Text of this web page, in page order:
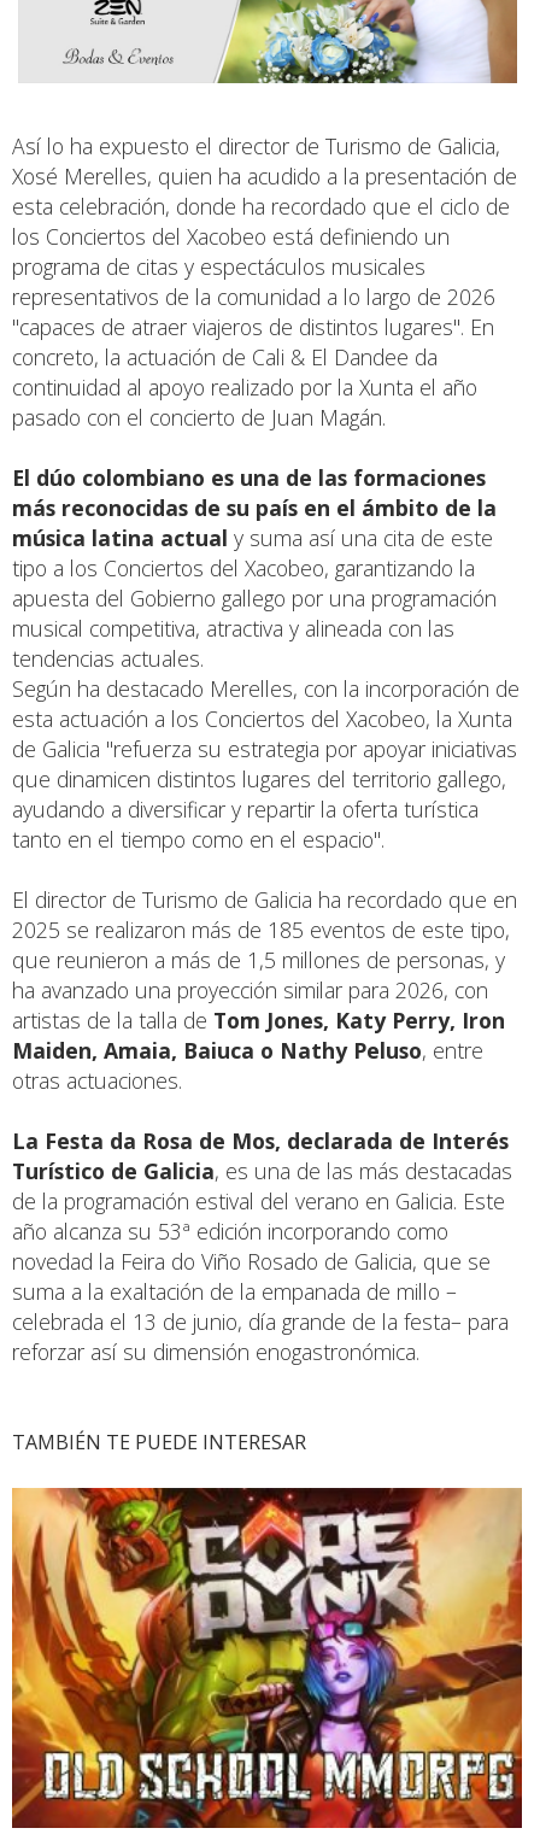
Así lo ha expuesto el director de Turismo de Galicia,
Xosé Merelles, quien ha acudido a la presentación de
esta celebración, donde ha recordado que el ciclo de
los Conciertos del Xacobeo está definiendo un
programa de citas y espectáculos musicales
representativos de la comunidad a lo largo de 2026
"capaces de atraer viajeros de distintos lugares". En
concreto, la actuación de Cali & El Dandee da
continuidad al apoyo realizado por la Xunta el año
pasado con el concierto de Juan Magán.
El dúo colombiano es una de las formaciones
más reconocidas de su país en el ámbito de la
música latina actual y suma así una cita de este
tipo a los Conciertos del Xacobeo, garantizando la
apuesta del Gobierno gallego por una programación
musical competitiva, atractiva y alineada con las
tendencias actuales.
Según ha destacado Merelles, con la incorporación de
esta actuación a los Conciertos del Xacobeo, la Xunta
de Galicia "refuerza su estrategia por apoyar iniciativas
que dinamicen distintos lugares del territorio gallego,
ayudando a diversificar y repartir la oferta turística
tanto en el tiempo como en el espacio".
El director de Turismo de Galicia ha recordado que en
2025 se realizaron más de 185 eventos de este tipo,
que reunieron a más de 1,5 millones de personas, y
ha avanzado una proyección similar para 2026, con
artistas de la talla de Tom Jones, Katy Perry, Iron
Maiden, Amaia, Baiuca o Nathy Peluso, entre
otras actuaciones.
La Festa da Rosa de Mos, declarada de Interés
Turístico de Galicia, es una de las más destacadas
de la programación estival del verano en Galicia. Este
año alcanza su 53ª edición incorporando como
novedad la Feira do Viño Rosado de Galicia, que se
suma a la exaltación de la empanada de millo –
celebrada el 13 de junio, día grande de la festa– para
reforzar así su dimensión enogastronómica.
TAMBIÉN TE PUEDE INTERESAR